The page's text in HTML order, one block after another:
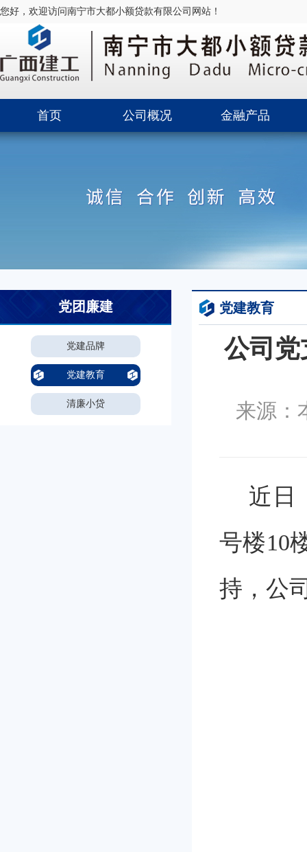
您好，欢迎访问南宁市大都小额贷款有限公司网站！
首页 公司概况 金融产品
党团廉建
党建品牌
党建教育
清廉小贷
党建教育
公司党
来源：
近日
号楼10
持，公